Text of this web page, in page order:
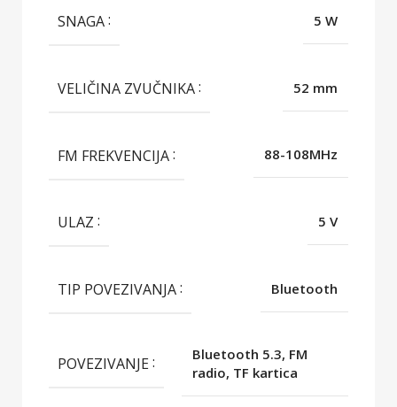
SNAGA 5 W
VELIČINA ZVUČNIKA 52 mm
FM FREKVENCIJA 88-108MHz
ULAZ 5 V
TIP POVEZIVANJA Bluetooth
POVEZIVANJE
Bluetooth 5.3, FM
radio, TF kartica